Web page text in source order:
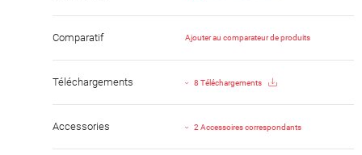
Comparatif Ajouter au comparateur de produits
Téléchargements 8 Téléchargements
Accessories 2 Accessoires correspondants